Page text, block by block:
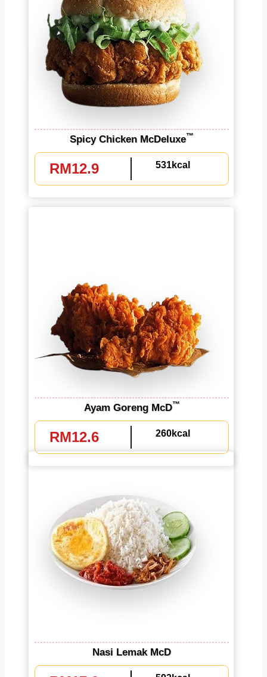
Spicy Chicken McDeluxe™
RM12.9 531kcal
Ayam Goreng McD™
RM12.6 260kcal
Nasi Lemak McD